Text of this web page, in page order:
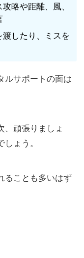
攻略や距離、風、
渡したり、ミスを
ルサポートの面は
、頑張りましょ
ょう。
ることも多いはず